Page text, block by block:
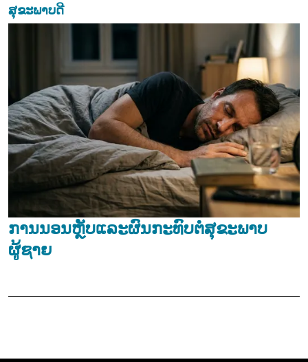
ສຸຂະພາບດີ
ການນອນຫຼັບແລະຜົນກະທົບຕໍ່ສຸຂະພາບ
ຜູ້ຊາຍ